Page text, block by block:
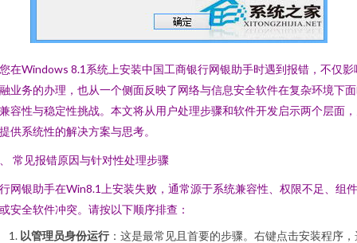
在Windows 8.1系统上安装中国工商银行网银助手时遇到报错，不仅影
业务的办理，也从一个侧面反映了网络与信息安全软件在复杂环境下
容性与稳定性挑战。本文将从用户处理步骤和软件开发启示两个层面
供系统性的解决方案与思考。
常见报错原因与针对性处理步骤
网银助手在Win8.1上安装失败，通常源于系统兼容性、权限不足、组
安全软件冲突。请按以下顺序排查：
以管理员身份运行 ：这是最常见且首要的步骤。右键点击安装程序